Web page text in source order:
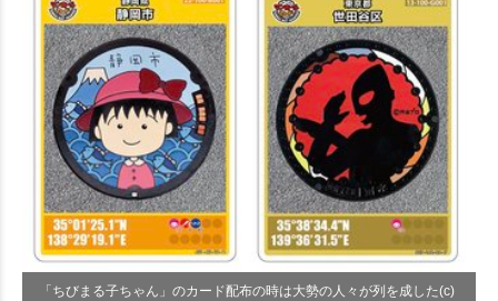
「ちびまる子ちゃん」のカード配布の時は大勢の人々が列を成した(c)